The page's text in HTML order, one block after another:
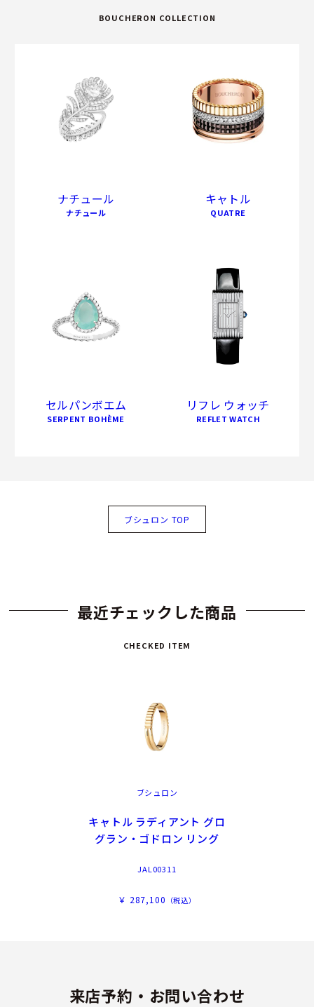
BOUCHERON COLLECTION
ナチュール
ナチュール
キャトル
QUATRE
セルパンボエム
SERPENT BOHÈME
リフレ ウォッチ
REFLET WATCH
ブシュロン TOP
最近チェックした商品
CHECKED ITEM
ブシュロン
キャトル ラディアント グロ
グラン・ゴドロン リング
JAL00311
￥ 287,100 （税込）
来店予約・お問い合わせ